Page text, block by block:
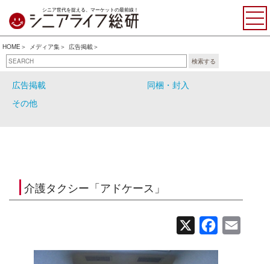
シニア世代を捉える、マーケットの最前線！
HOME メディア集
広告掲載
検索する
WEBメディア
サンプリング・イベント
広告掲載
同梱・封入
その他
介護タクシー「アドケース」
Facebook